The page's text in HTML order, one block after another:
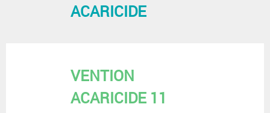
ACARICIDE
VENTION
ACARICIDE 11